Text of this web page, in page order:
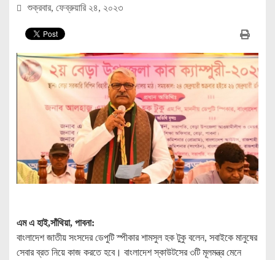
শুক্রবার, ফেব্রুয়ারি ২৪, ২০২৩
এম এ হাই,সাঁথিয়া, পাবনা:
বাংলাদেশ জাতীয় সংসদের ডেপুটি স্পীকার শামসুল হক টুকু বলেন, সবাইকে মানুষের
সেবার ব্রত নিয়ে কাজ করতে হবে। বাংলাদেশ স্কাউটসের ৩টি মূলমন্ত্র মেনে